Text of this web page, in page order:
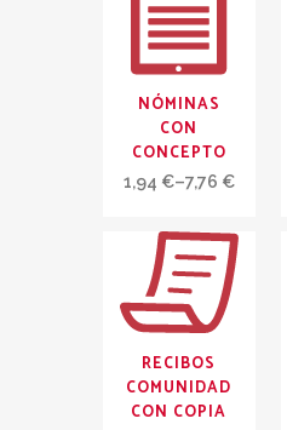
NÓMINAS
CON
CONCEPTO
1,94 €–7,76 €
RECIBOS
COMUNIDAD
CON COPIA